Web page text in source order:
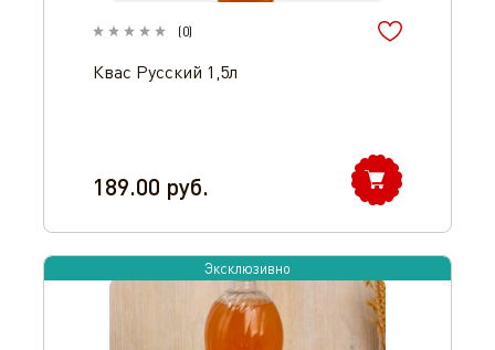
(0)
Квас Русский 1,5л
189.00 руб.
Эксклюзивно